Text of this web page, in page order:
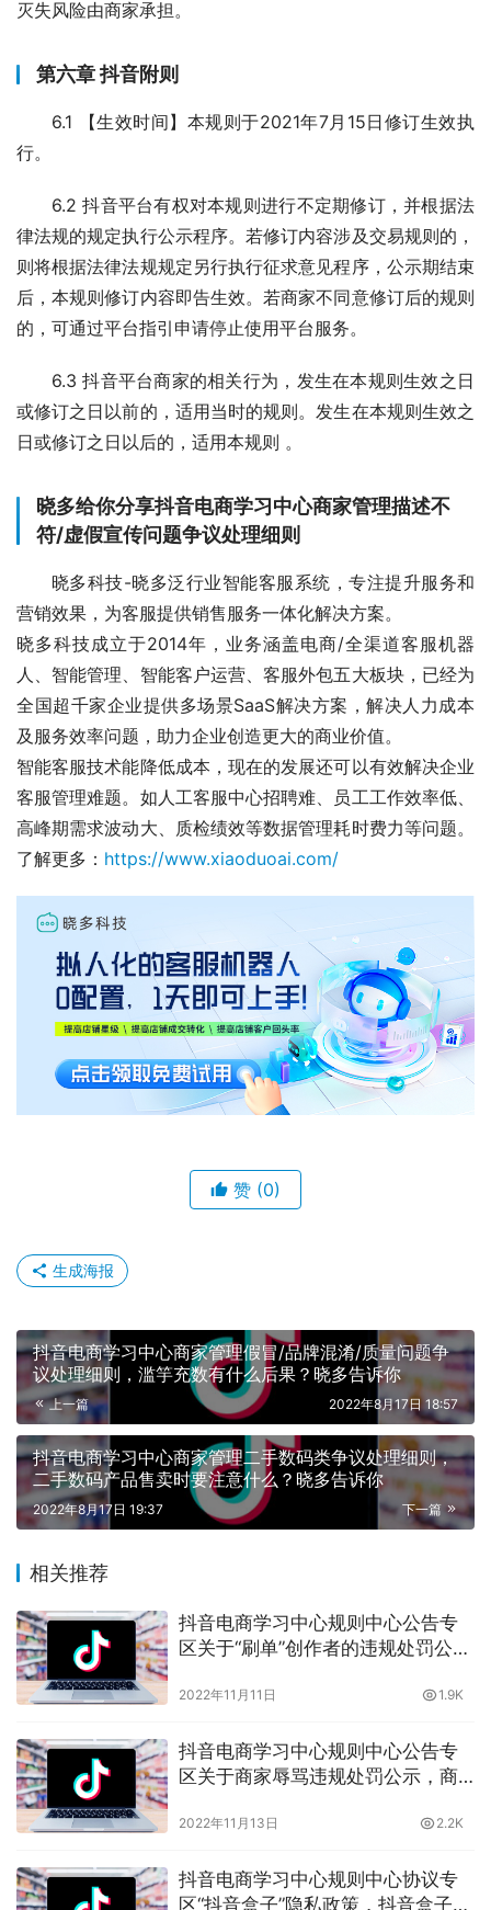
灭失风险由商家承担。
第六章 抖音附则
6.1 【生效时间】本规则于2021年7月15日修订生效执
行。
6.2 抖音平台有权对本规则进行不定期修订，并根据法
律法规的规定执行公示程序。若修订内容涉及交易规则的，
则将根据法律法规规定另行执行征求意见程序，公示期结束
后，本规则修订内容即告生效。若商家不同意修订后的规则
的，可通过平台指引申请停止使用平台服务。
6.3 抖音平台商家的相关行为，发生在本规则生效之日
或修订之日以前的，适用当时的规则。发生在本规则生效之
日或修订之日以后的，适用本规则 。
晓多给你分享抖音电商学习中心商家管理描述不
符/虚假宣传问题争议处理细则
晓多科技-晓多泛行业智能客服系统，专注提升服务和
营销效果，为客服提供销售服务一体化解决方案。
晓多科技成立于2014年，业务涵盖电商/全渠道客服机器
人、智能管理、智能客户运营、客服外包五大板块，已经为
全国超千家企业提供多场景SaaS解决方案，解决人力成本
及服务效率问题，助力企业创造更大的商业价值。
智能客服技术能降低成本，现在的发展还可以有效解决企业
客服管理难题。如人工客服中心招聘难、员工工作效率低、
高峰期需求波动大、质检绩效等数据管理耗时费力等问题。
了解更多： https://www.xiaoduoai.com/
赞 (0)
生成海报
抖音电商学习中心商家管理假冒/品牌混淆/质量问题争
议处理细则，滥竽充数有什么后果？晓多告诉你
上一篇 2022年8月17日 18:57
抖音电商学习中心商家管理二手数码类争议处理细则，
二手数码产品售卖时要注意什么？晓多告诉你
下一篇
2022年8月17日 19:37
相关推荐
抖音电商学习中心规则中心公告专
区关于“刷单”创作者的违规处罚公
多带你了解
2022年11月11日 1.9K
抖音电商学习中心规则中心公告专
区关于商家辱骂违规处罚公示，商
诉你
2022年11月13日 2.2K
抖音电商学习中心规则中心协议专
区“抖音盒子”隐私政策，抖音盒子隐